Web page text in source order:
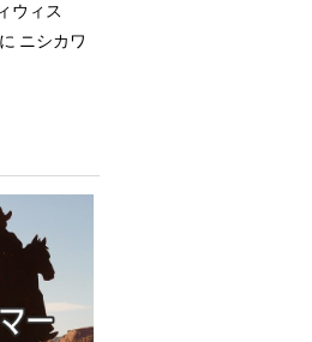
ウィス
に ニシカワ